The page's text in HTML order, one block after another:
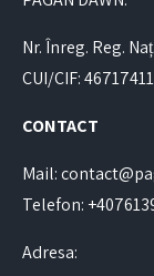
Nr. Înreg. Reg.
CUI/CIF: 46717411
CONTACT
Mail:
Telefon:
Adresa: